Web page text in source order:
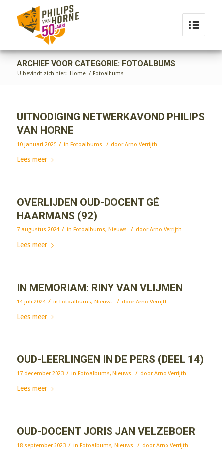
ARCHIEF VOOR CATEGORIE: FOTOALBUMS
U bevindt zich hier: Home / Fotoalbums
UITNODIGING NETWERKAVOND PHILIPS
VAN HORNE
10 januari 2025 / in Fotoalbums / doorArno Verrijth
Lees meer
OVERLIJDEN OUD-DOCENT GÉ
HAARMANS (92)
7 augustus 2024 / in Fotoalbums, Nieuws / doorArno Verrijth
Lees meer
IN MEMORIAM: RINY VAN VLIJMEN
14 juli 2024 / in Fotoalbums, Nieuws / doorArno Verrijth
Lees meer
OUD-LEERLINGEN IN DE PERS (DEEL 14)
17 december 2023 / in Fotoalbums, Nieuws / doorArno Verrijth
Lees meer
OUD-DOCENT JORIS JAN VELZEBOER
18 september 2023 / in Fotoalbums, Nieuws / doorArno Verrijth